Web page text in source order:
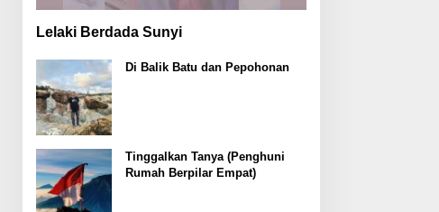
Lelaki Berdada Sunyi
Di Balik Batu dan Pepohonan
Tinggalkan Tanya (Penghuni
Rumah Berpilar Empat)